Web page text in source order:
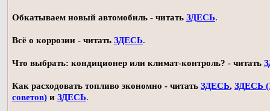
Обкатываем новый автомобиль - читать ЗДЕСЬ.
Всё о коррозии - читать ЗДЕСЬ.
Что выбрать: кондиционер или климат-контроль? - читать
Как расходовать топливо экономно - читать ЗДЕСЬ, ЗДЕСЬ
советов) и ЗДЕСЬ.